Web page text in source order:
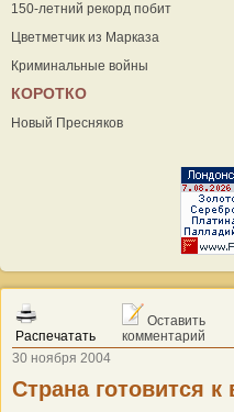
150-летний рекорд побит
Цветметчик из Марказа
Криминальные войны
КОРОТКО
Новый Пресняков
Распечатать
Оставить
комментарий
30 ноября 2004
Страна готовится